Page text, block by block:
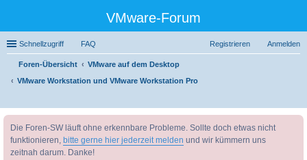
VMware-Forum
Schnellzugriff FAQ Anmelden
Registrieren
Foren-Übersicht
VMware auf dem Desktop
VMware Workstation und VMware Workstation Pro
uc
Die Foren-SW läuft ohne erkennbare Probleme. Sollte doch etwas nicht
funktionieren, bitte gerne hier jederzeit melden und wir kümmern uns
zeitnah darum. Danke!